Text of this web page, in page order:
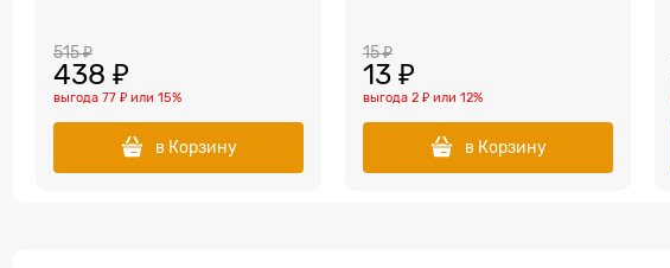
515 ₽
438 ₽
выгода 77 ₽ или 15%
в Корзину
15 ₽
13 ₽
выгода 2 ₽или 12%
в Корзину